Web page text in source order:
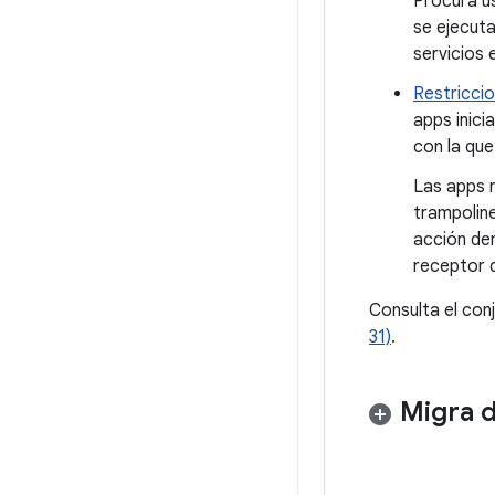
se
servicios
apps
con la
Las apps
acción
receptor
Consulta el
31).
Migra